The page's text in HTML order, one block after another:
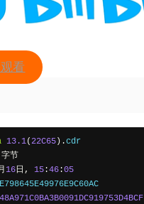
看
13.1(22C65).
字节
16日, 15 :46 :05